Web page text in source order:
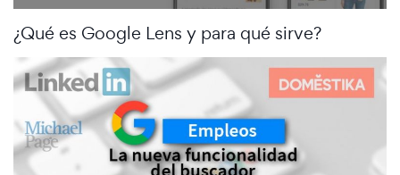
¿Qué es Google Lens y para qué sirve?